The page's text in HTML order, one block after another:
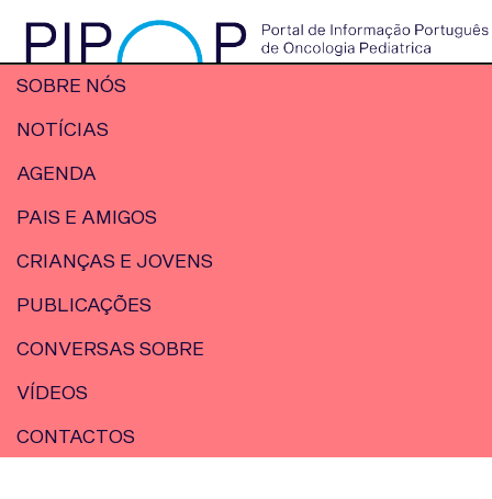
SOBRE NÓS
NOTÍCIAS
AGENDA
PAIS E AMIGOS
CRIANÇAS E JOVENS
PUBLICAÇÕES
CONVERSAS SOBRE
VÍDEOS
CONTACTOS